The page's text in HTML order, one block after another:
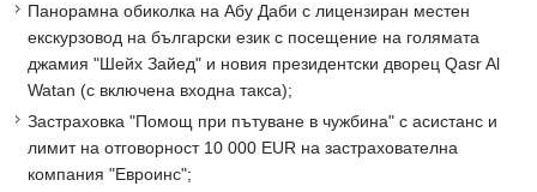
Панорамна обиколка на Абу Даби с лицензиран местен
екскурзовод на български език с посещение на голямата
джамия "Шейх Зайед" и новия президентски дворец Qasr Al
Watan (с включена входна такса);
Застраховка "Помощ при пътуване в чужбина" с асистанс и
лимит на отговорност 10 000 EUR на застрахователна
компания "Евроинс";